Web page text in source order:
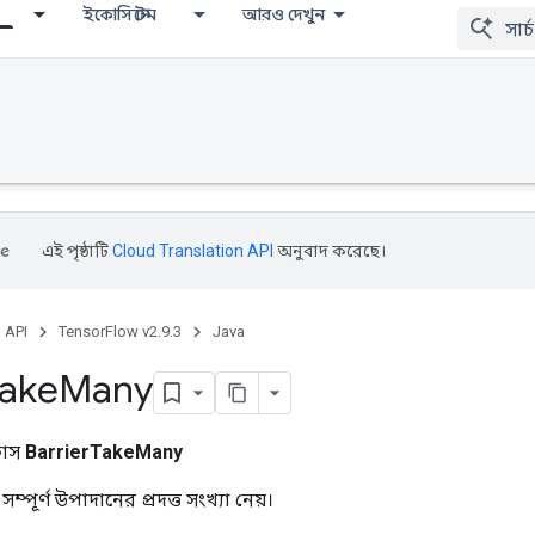
ইকোসিস্টেম আরও দেখুন
এই পৃষ্ঠাটিCloud Translation API অনুবাদ করেছে।
API TensorFlow v2.9.3 Java
Many
BarrierTakeMany
উপাদানের প্রদত্ত সংখ্যা নেয়।